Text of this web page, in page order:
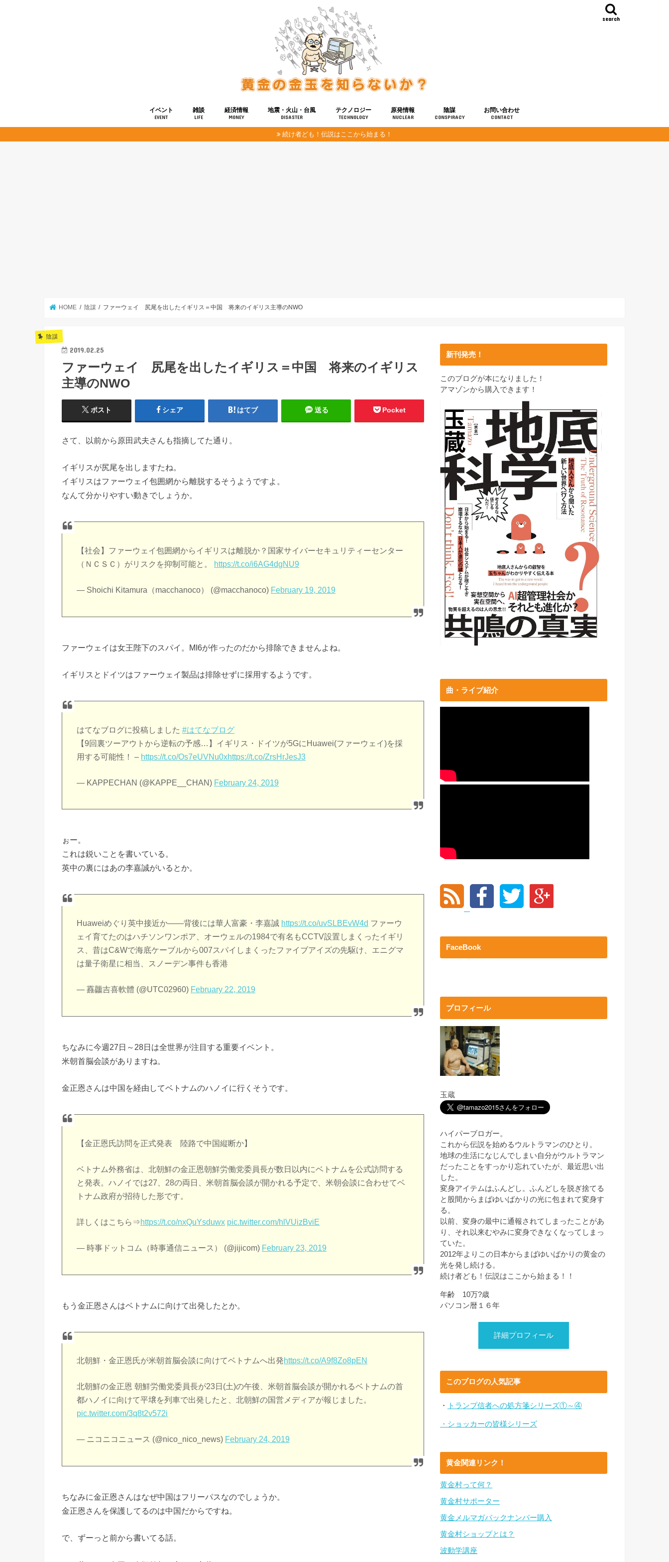
search
イベント
EVENT
雑談
LIFE
経済情報
MONEY
地震・火山・台風
DISASTER
テクノロジー
TECHNOLOGY
健康
宇宙
原発情報
NUCLEAR
陰謀
CONSPIRACY
お問い合わせ
CONTACT
続け者ども！伝説はここから始まる！
HOME 陰謀 ファーウェイ 尻尾を出したイギリス＝中国 将来のイギリス主導のNWO
陰謀
2019.02.25
ファーウェイ 尻尾を出したイギリス＝中国 将来のイギリス
主導のNWO
ポスト シェア はてブ 送る Pocket
さて、以前から原田武夫さんも指摘してた通り。
イギリスが尻尾を出しますたね。
イギリスはファーウェイ包囲網から離脱するそうようですよ。
なんて分かりやすい動きでしょうか。
【社会】ファーウェイ包囲網からイギリスは離脱か？国家サイバーセキュリティーセンター
（ＮＣＳＣ）がリスクを抑制可能と。
https://t.co/i6AG4dgNU9
— Shoichi Kitamura（macchanoco） (@macchanoco) February 19, 2019
ファーウェイは女王陛下のスパイ。MI6が作ったのだから排除できませんよね。
イギリスとドイツはファーウェイ製品は排除せずに採用するようです。
はてなブログに投稿しました#はてなブログ
【9回裏ツーアウトから逆転の予感…】イギリス・ドイツが5GにHuawei(ファーウェイ)を採
用する可能性！ – https://t.co/Os7eUVNu0xhttps://t.co/ZrsHrJesJ3
— KAPPECHAN (@KAPPE__CHAN) February 24, 2019
ぉー。
これは鋭いことを書いている。
英中の裏にはあの李嘉誠がいるとか。
Huaweiめぐり英中接近か――背後には華人富豪・李嘉誠 https://t.co/uvSLBEvW4d ファーウ
ェイ育てたのはハチソンワンポア、オーウェルの1984で有名もCCTV設置しまくったイギリ
ス、昔はC&Wで海底ケーブルから007スパイしまくったファイブアイズの先駆け、エニグマ
は量子衛星に相当、スノーデン事件も香港
— 䨺龘吉喜軟體 (@UTC02960) February 22, 2019
ちなみに今週27日～28日は全世界が注目する重要イベント。
米朝首脳会談がありますね。
金正恩さんは中国を経由してベトナムのハノイに行くそうです。
【金正恩氏訪問を正式発表 陸路で中国縦断か】
ベトナム外務省は、北朝鮮の金正恩朝鮮労働党委員長が数日以内にベトナムを公式訪問する
と発表。ハノイでは27、28の両日、米朝首脳会談が開かれる予定で、米朝会談に合わせてベ
トナム政府が招待した形です。
詳しくはこちら⇒https://t.co/nxQuYsduwx pic.twitter.com/hlVUizBviE
— 時事ドットコム（時事通信ニュース） (@jijicom) February 23, 2019
もう金正恩さんはベトナムに向けて出発したとか。
北朝鮮・金正恩氏が米朝首脳会談に向けてベトナムへ出発https://t.co/A9f8Zo8pEN
北朝鮮の金正恩 朝鮮労働党委員長が23日(土)の午後、米朝首脳会談が開かれるベトナムの首
都ハノイに向けて平壌を列車で出発したと、北朝鮮の国営メディアが報じました。
pic.twitter.com/3q8t2v572i
— ニコニコニュース (@nico_nico_news) February 24, 2019
ちなみに金正恩さんはなぜ中国はフリーパスなのでしょうか。
金正恩さんを保護してるのは中国だからですね。
で、ずーっと前から書いてる話。
新刊発売！
このブログが本になりました！
アマゾンから購入できます！
曲・ライブ紹介
FaceBook
プロフィール
玉蔵
ハイパーブロガー。
これから伝説を始めるウルトラマンのひとり。
地球の生活になじんでしまい自分がウルトラマン
だったことをすっかり忘れていたが、最近思い出
した。
変身アイテムはふんどし。ふんどしを脱ぎ捨てる
と股間からまばゆいばかりの光に包まれて変身す
る。
以前、変身の最中に通報されてしまったことがあ
り、それ以来むやみに変身できなくなってしまっ
ていた。
2012年よりこの日本からまばゆいばかりの黄金の
光を発し続ける。
続け者ども！伝説はここから始まる！！
年齢 10万?歳
パソコン暦１６年
詳細プロフィール
このブログの人気記事
・ トランプ信者への処方箋シリーズ①～④
・ショッカーの皆様シリーズ
黄金関連リンク！
黄金村って何？
黄金村サポーター
黄金メルマガバックナンバー購入
黄金村ショップとは？
波動学講座